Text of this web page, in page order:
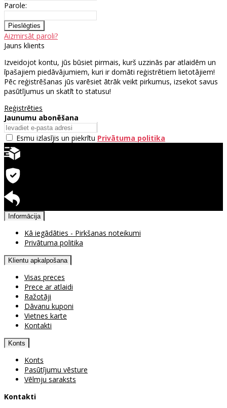
Parole:
Aizmirsāt paroli?
Jauns klients
Izveidojot kontu, jūs būsiet pirmais, kurš uzzinās par atlaidēm un
īpašajiem piedāvājumiem, kuri ir domāti reģistrētiem lietotājiem!
Pēc reģistrēšanas jūs varēsiet ātrāk veikt pirkumus, izsekot savus
pasūtījumus un skatīt to statusu!
Reģistrēties
Jaunumu abonēšana
Esmu izlasījis un piekrītu Privātuma politika
Informācija
Kā iegādāties - Pirkšanas noteikumi
Privātuma politika
Klientu apkalpošana
Visas preces
Prece ar atlaidi
Ražotāji
Dāvanu kuponi
Vietnes karte
Kontakti
Konts
Konts
Pasūtījumu vēsture
Vēlmju saraksts
Kontakti